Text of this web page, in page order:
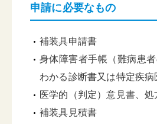
申請に必要なもの
補装具申請書
身体障害者手帳（難病患
わかる診断書又は特定疾病
医学的（判定）意見書、処
補装具見積書